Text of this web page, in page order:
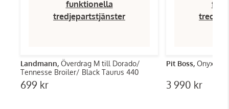
funktionella
tredjepartstjänster
Landmann, Överdrag M till Dorado/
Tennesse Broiler/ Black Taurus 440
699 kr
Pit Boss, Onyx
3 990 kr